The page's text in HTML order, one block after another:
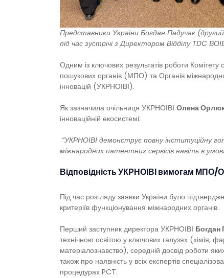
Представники України Богдан Падучак
під час зустрічі з Директором Відділу TDC
Одним із ключових результатів роботи
пошукових органів (МПО) та Органів
інновацій (УКРНОІВІ).
Як зазначила очільниця УКРНОІВІ Олена
інноваційній екосистемі:
“УКРНОІВІ демонструє повну інституційну
міжнародних патентних сервісів навіть в
Відповідність УКРНОІВІ вимогам
Під час розгляду заявки України було
критеріїв функціонування міжнародних органів.
Перший заступник директора УКРНОІВІ Богдан
технічною освітою у ключових галузях (хімія,
матеріалознавство), середній досвід роботи
також про наявність у всіх експертів
процедурах PCT.